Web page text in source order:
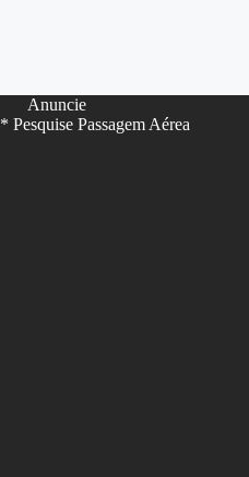
Anuncie
* Pesquise Passagem Aérea